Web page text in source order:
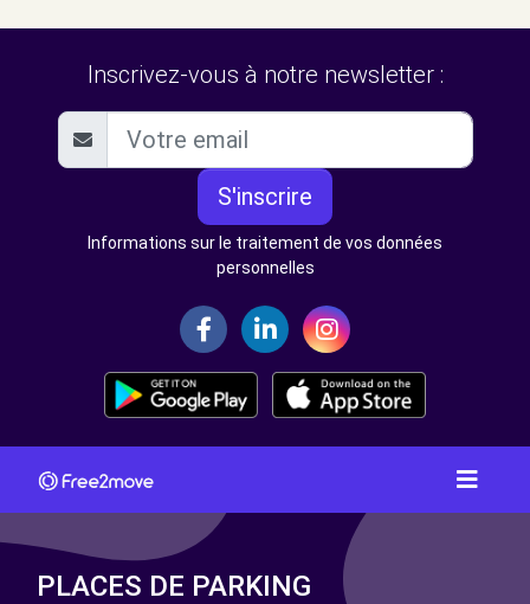
Inscrivez-vous à notre newsletter :
S'inscrire
Informations sur le traitement de vos données
personnelles
PLACES DE PARKING